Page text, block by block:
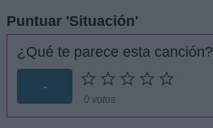
Puntuar 'Situación'
¿Qué te parece esta canción?
-
0 votos